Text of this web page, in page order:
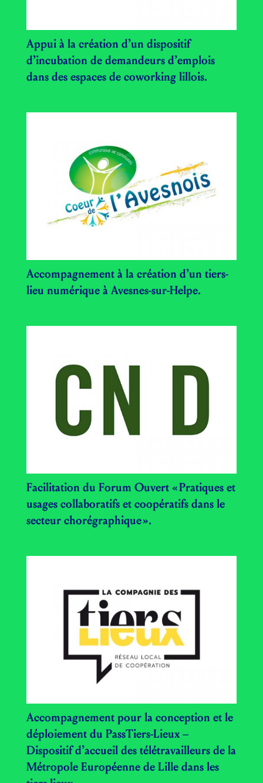
Appui à la création d’un dispositif
d’incubation de demandeurs d’emplois
dans des espaces de coworking lillois.
Accompagnement à la création d’un tiers-
lieu numérique à Avesnes-sur-Helpe.
Facilitation du Forum Ouvert « Pratiques et
usages collaboratifs et coopératifs dans le
secteur chorégraphique ».
Accompagnement pour la conception et le
déploiement du PassTiers-Lieux –
Dispositif d’accueil des télétravailleurs de la
Métropole Européenne de Lille dans les